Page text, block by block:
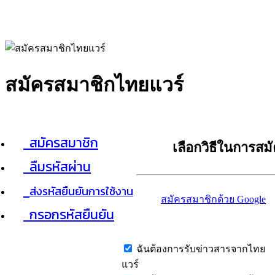
สมัครสมาชิกไทยแวร์
สมัครสมาชิก
ลืมรหัสผ่าน
ส่งรหัสยืนยันการใช้งาน
กรอกรหัสยืนยัน
เลือกวิธีในการส
สมัครสมาชิกด้วย Google
ฉันต้องการรับข่าวสารจากไทย
แวร์